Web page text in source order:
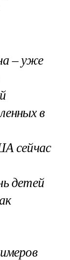
– уже
в
сейчас
детей